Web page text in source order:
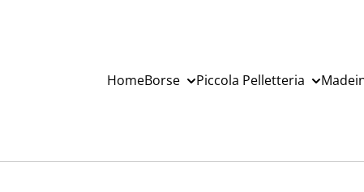
HomeBorse Piccola Pelletteria